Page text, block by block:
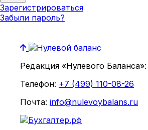
Зарегистрироваться
Забыли пароль?
Редакция «Нулевого Баланса»:
Телефон: +7 (499) 110-08-26
Почта: info@nulevoybalans.ru